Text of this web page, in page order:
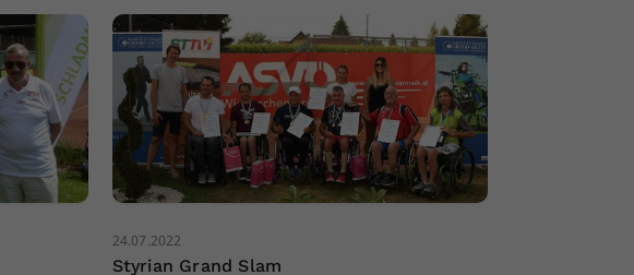
24.07.2022
Styrian Grand Slam